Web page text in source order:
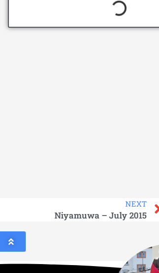
NEXT
Niyamuwa – July 2015